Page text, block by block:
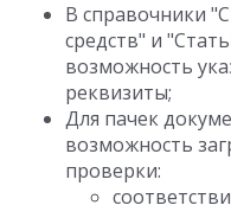
В справочники
средств" и
возможность
реквизиты;
Для пачек
возможность
проверки: